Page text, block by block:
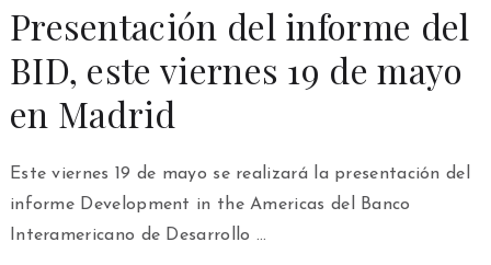
Presentación del informe del
BID, este viernes 19 de mayo
en Madrid
Este viernes 19 de mayo se realizará la presentación del
informe Development in the Americas del Banco
Interamericano de Desarrollo …